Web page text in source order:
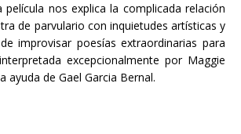
nos explica la complicada relación
de parvulario con inquietudes artísticas y
improvisar poesías extraordinarias para
excepcionalmente por Maggie
ayuda de Gael Garcia Bernal.